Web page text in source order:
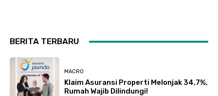
BERITA TERBARU
MACRO
Klaim Asuransi Properti Melonjak 34,7%,
Rumah Wajib Dilindungi!